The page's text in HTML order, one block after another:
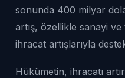
sonunda 400 milyar
artış, özellikle sanayi
ihracat artışlarıyla
Hükümetin, ihracatı